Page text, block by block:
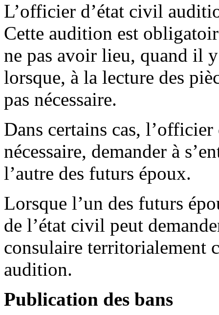
L’officier d’état civil
Cette audition est
ne pas avoir lieu, quand il
lorsque, à la lecture des
pas nécessaire.
Dans certains cas,
nécessaire, demander à
l’autre des futurs époux.
Lorsque l’un des futurs
de l’état civil peut
consulaire territorialement
audition.
Publication des bans